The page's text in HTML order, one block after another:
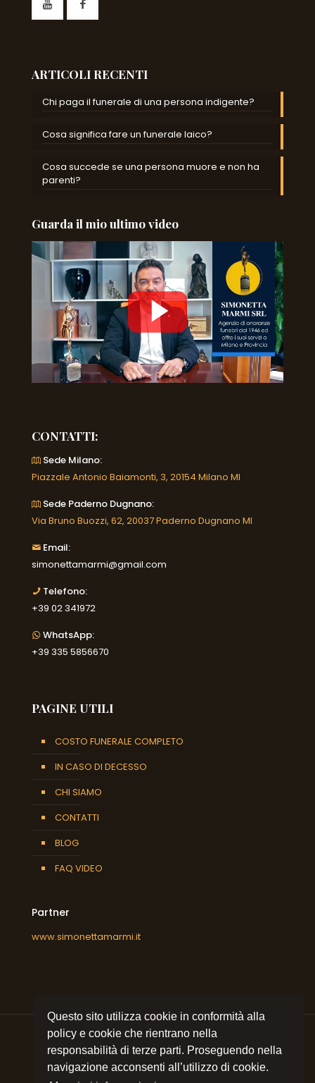
Questo sito utilizza cookie in conformità alla
policy e cookie che rientrano nella
responsabilità di terze parti. Proseguendo nella
navigazione acconsenti all’utilizzo di cookie.
ARTICOLI RECENTI
Chi paga il funerale di una persona indigente?
Cosa significa fare un funerale laico?
Cosa succede se una persona muore e non ha
parenti?
Guarda il mio ultimo video
CONTATTI:
Sede Milano:
Piazzale Antonio Baiamonti, 3, 20154 Milano MI
Sede Paderno Dugnano:
Via Bruno Buozzi, 62, 20037 Paderno Dugnano MI
Email:
simonettamarmi@gmail.com
Telefono:
+39 02 341972
WhatsApp:
+39 335 5856670
PAGINE UTILI
COSTO FUNERALE COMPLETO
IN CASO DI DECESSO
CHI SIAMO
CONTATTI
BLOG
FAQ VIDEO
Partner
www.simonettamarmi.it
© 2021 All rights reservedSimonetta Marmi srl| P.I.